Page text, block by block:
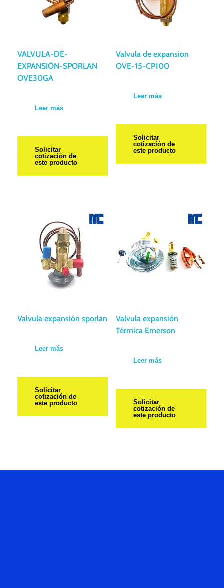
VALVULA-DE-
EXPANSIÓN-SPORLAN
OVE30GA
Leer más
Solicitar
cotización de
este producto
Valvula de expansion
OVE-15-CP100
Leer más
Solicitar
cotización de
este producto
Valvula expansión sporlan
Leer más
Solicitar
cotización de
este producto
Valvula expansión
Térmica Emerson
Leer más
Solicitar
cotización de
este producto